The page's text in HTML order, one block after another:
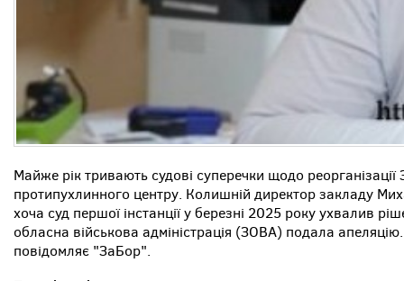
Майже рік тривають судові суперечки щодо реорганізації
протипухлинного центру. Колишній директор закладу
хоча суд першої інстанції у березні 2025 року ухвалив
обласна військова адміністрація (ЗОВА) подала
повідомляє "ЗаБор".